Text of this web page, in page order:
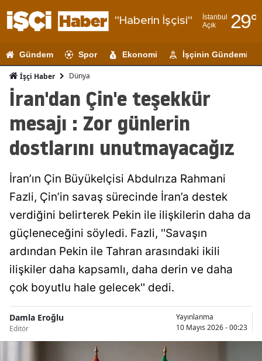
"Haberin İşçisi"
İstanbul
Açık
29°
Adıyaman
Ankara
Antalya
Artvin
Balıkesir
Bilecik
Bitlis
Gündem Spor Ekonomi İşçinin Gündemi
İşçi Haber Dünya
İran'dan Çin'e teşekkür
mesajı : Zor günlerin
dostlarını unutmayacağız
İran’ın Çin Büyükelçisi Abdulrıza Rahmani
Fazli, Çin’in savaş sürecinde İran’a destek
verdiğini belirterek Pekin ile ilişkilerin daha da
güçleneceğini söyledi. Fazli, ''Savaşın
ardından Pekin ile Tahran arasındaki ikili
ilişkiler daha kapsamlı, daha derin ve daha
çok boyutlu hale gelecek'' dedi.
Damla Eroğlu
Editör
Yayınlanma
10 Mayıs 2026 - 00:23